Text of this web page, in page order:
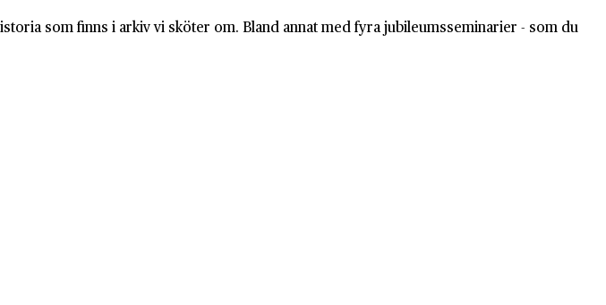
som finns i arkiv vi sköter om. Bland annat med fyra jubileumsseminarier - som du